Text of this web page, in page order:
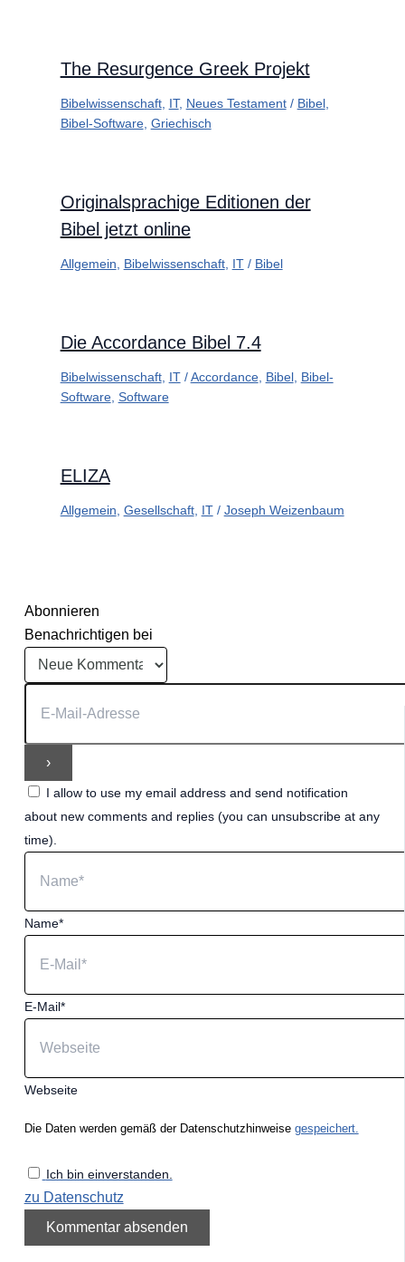
The Resurgence Greek Projekt
Bibelwissenschaft, IT, Neues Testament/ Bibel,
Bibel-Software, Griechisch
Originalsprachige Editionen der
Bibel jetzt online
Allgemein Bibelwissenschaft, IT/ Bibel
Die Accordance Bibel 7.4
Bibelwissenschaft, IT/Accordance, Bibel, Bibel-
Software, Software
ELIZA
Allgemein Gesellschaft, IT/ Joseph Weizenbaum
Abonnieren
Benachrichtigen bei
I allow to use my email address and send notification
about new comments and replies (you can unsubscribe at any
time).
Name*
E-Mail*
Webseite
Die Daten werden gemäß der Datenschutzhinweise gespeichert.
Ich bin einverstanden.
zu Datenschutz